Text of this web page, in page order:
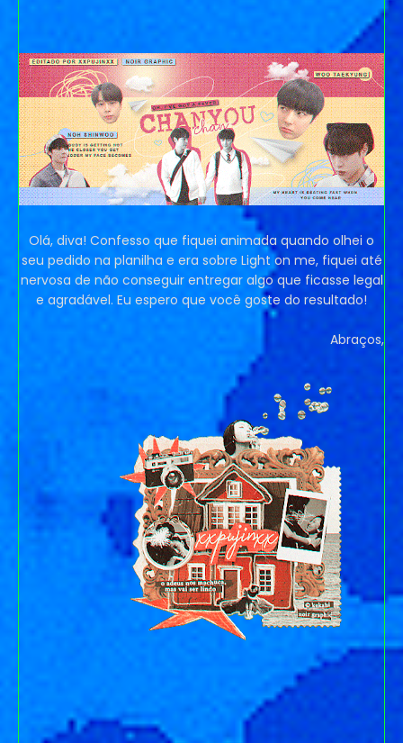
Olá, diva! Confesso que fiquei animada quando olhei o
seu pedido na planilha e era sobre Light on me, fiquei até
nervosa de não conseguir entregar algo que ficasse legal
e agradável. Eu espero que você goste do resultado!
Abraços,